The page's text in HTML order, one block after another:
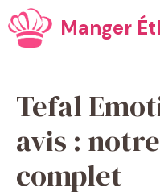
Aller
au
contenu
Manger
Tefal
avis :
complet